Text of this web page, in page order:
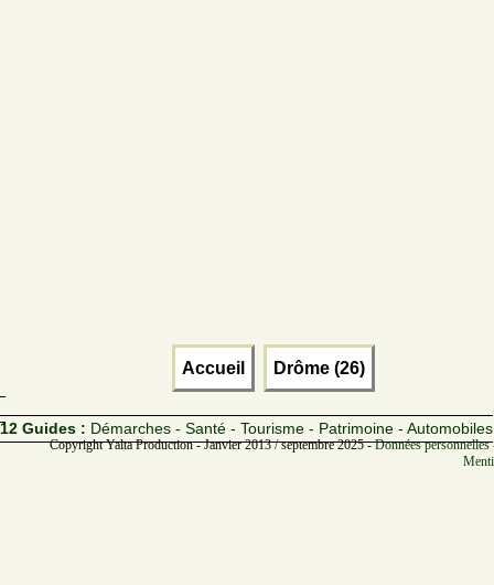
Accueil Drôme (26)
12 Guides : Démarches - Santé - Tourisme - Patrimoine - Automobiles
Copyright Yalta Production - Janvier 2013 / septembre 2025 -Données